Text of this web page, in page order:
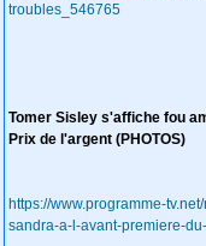
troubles_546765
Tomer Sisley s'affiche fou
Prix de l'argent (PHOTOS)
https://www.programme-
sandra-a-l-avant-premiere-